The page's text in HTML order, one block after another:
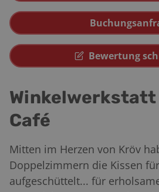
Bewertung
Winkelwerkstatt
Café
Mitten im Herzen von Kröv
Doppelzimmern die Kissen
aufgeschüttelt... für